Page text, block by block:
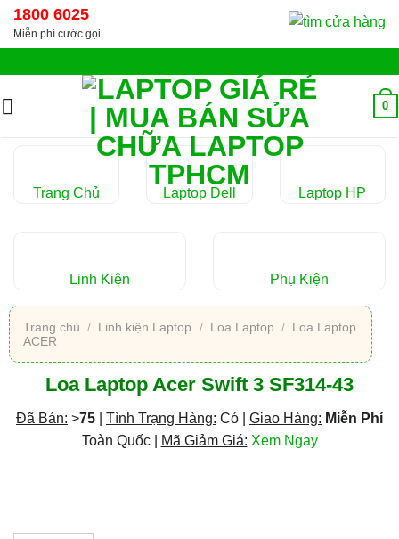
Chuyển
đến
dung
1800 6025
Miễn phí cước gọi
0
Trang Chủ Laptop Dell Laptop HP
Linh Kiện Phụ Kiện
Trang chủ / Linh kiện Laptop / Loa Laptop / Loa Laptop
ACER
Loa Laptop Acer Swift 3 SF314-43
Đã Bán: >75 Tình Trạng Hàng: Có | Giao Hàng: Miễn Phí
Toàn Quốc |
Mã Giảm Giá: Xem Ngay